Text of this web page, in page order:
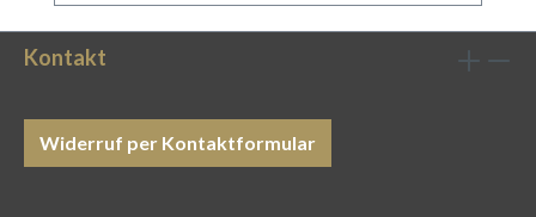
Kontakt
Widerruf per Kontaktformular